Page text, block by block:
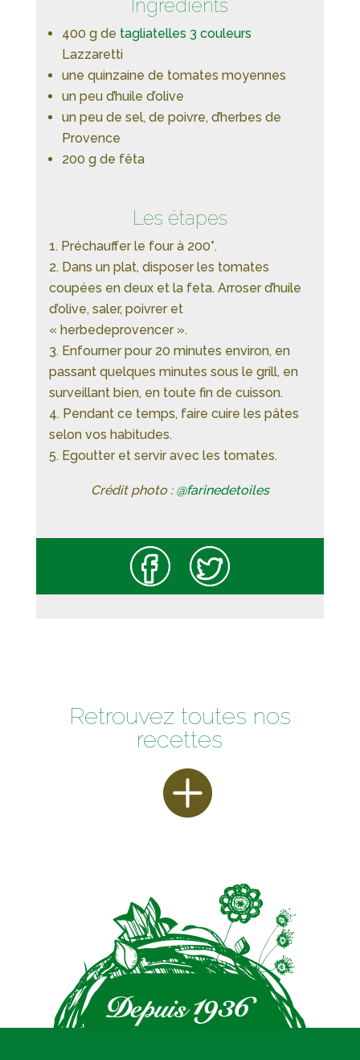
Ingrédients
400 g de tagliatelles 3 couleurs
Lazzaretti
une quinzaine de tomates moyennes
un peu d’huile d’olive
un peu de sel, de poivre, d’herbes de
Provence
200 g de fêta
Les étapes
Préchauffer le four à 200°.
Dans un plat, disposer les tomates
coupées en deux et la feta. Arroser d’huile
d’olive, saler, poivrer et
« herbedeprovencer ».
Enfourner pour 20 minutes environ, en
passant quelques minutes sous le grill, en
surveillant bien, en toute fin de cuisson.
Pendant ce temps, faire cuire les pâtes
selon vos habitudes.
Egoutter et servir avec les tomates.
Crédit photo : @farinedetoiles
Retrouvez toutes nos
recettes